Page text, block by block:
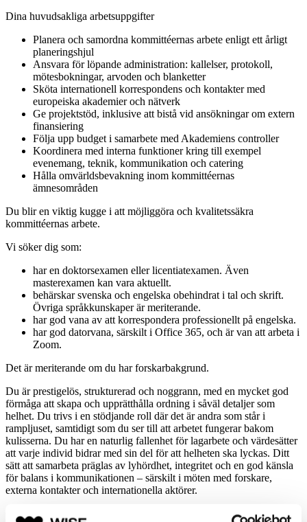
Dina huvudsakliga arbetsuppgifter
Planera och samordna kommittéernas arbete enligt ett årligt
planeringshjul
Ansvara för löpande administration: kallelser, protokoll,
mötesbokningar, arvoden och blanketter
Sköta internationell korrespondens och kontakter med
europeiska akademier och nätverk
Ge projektstöd, inklusive att bistå vid ansökningar om extern
finansiering
Följa upp budget i samarbete med Akademiens controller
Koordinera med interna funktioner kring till exempel
evenemang, teknik, kommunikation och catering
Hålla omvärldsbevakning inom kommittéernas
ämnesområden
Du blir en viktig kugge i att möjliggöra och kvalitetssäkra
kommittéernas arbete.
Vi söker dig som:
har en doktorsexamen eller licentiatexamen. Även
masterexamen kan vara aktuellt.
behärskar svenska och engelska obehindrat i tal och skrift.
Övriga språkkunskaper är meriterande.
har god vana av att korrespondera professionellt på engelska.
har god datorvana, särskilt i Office 365, och är van att arbeta i
Zoom.
Det är meriterande om du har forskarbakgrund.
Du är prestigelös, strukturerad och noggrann, med en mycket god
förmåga att skapa och upprätthålla ordning i såväl detaljer som
helhet. Du trivs i en stödjande roll där det är andra som står i
rampljuset, samtidigt som du ser till att arbetet fungerar bakom
kulisserna. Du har en naturlig fallenhet för lagarbete och värdesätter
att varje individ bidrar med sin del för att helheten ska lyckas. Ditt
sätt att samarbeta präglas av lyhördhet, integritet och en god känsla
för balans i kommunikationen – särskilt i möten med forskare,
externa kontakter och internationella aktörer.
Om Kungl. Vetenskapsakademien